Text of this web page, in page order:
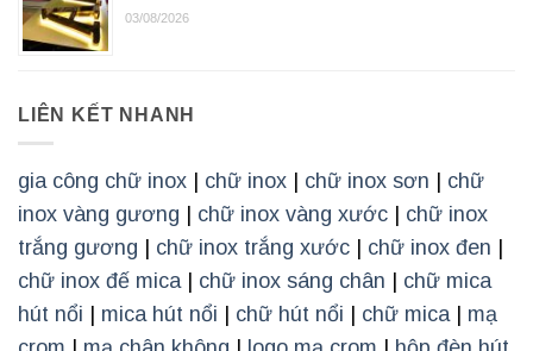
03/08/2026
LIÊN KẾT NHANH
gia công chữ inox chữ inox chữ inox sơn
chữ
inox vàng gương
chữ inox vàng xước
chữ inox
trắng gương
chữ inox trắng xước chữ inox đen
chữ inox đế mica| chữ inox sáng chân
chữ mica
hút nổi
mica hút nổi chữ hút nổi chữ mica| mạ